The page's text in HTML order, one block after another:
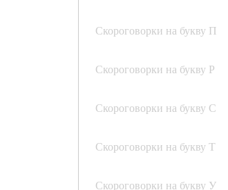
Скороговорки на букву П
Скороговорки на букву Р
Скороговорки на букву С
Скороговорки на букву Т
Скороговорки на букву У